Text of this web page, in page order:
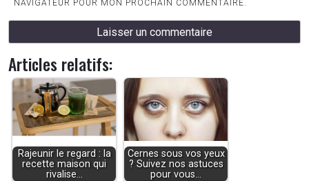
NAVIGATEUR POUR MON PROCHAIN COMMENTAIRE.
Articles relatifs:
Rajeunir le regard : la
recette maison qui
rivalise…
Cernes sous vos yeux
? Suivez nos astuces
pour vous…